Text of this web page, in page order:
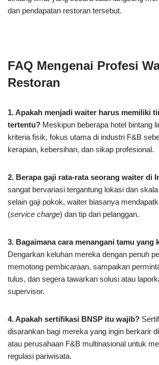
dan pendapatan restoran tersebut.
FAQ Mengenai Profesi
Restoran
1. Apakah menjadi waiter harus memiliki
tertentu? Meskipun beberapa hotel bintang
kriteria fisik, fokus utama di industri F&B
kerapian, kebersihan, dan sikap profesional.
2. Berapa gaji rata-rata seorang waiter di
sangat bervariasi tergantung lokasi dan
selain gaji pokok, waiter biasanya
(service charge) dan tip dari pelanggan.
3. Bagaimana cara menangani tamu yang
Dengarkan keluhan mereka dengan penuh
memotong pembicaraan, sampaikan
tulus, dan segera tawarkan solusi atau
supervisor.
4. Apakah sertifikasi BNSP itu wajib?
disarankan bagi mereka yang ingin berkarir
atau perusahaan F&B multinasional untuk
regulasi pariwisata.